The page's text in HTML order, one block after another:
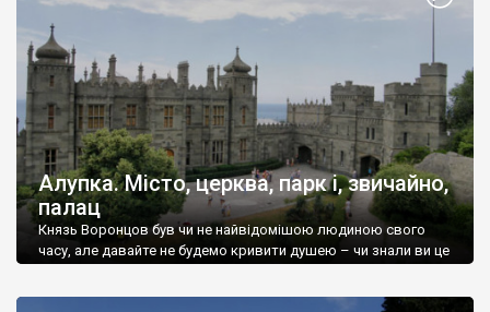
Алупка. Місто, церква, парк і, звичайно,
палац
Князь Воронцов був чи не найвідомішою людиною свого
часу, але давайте не будемо кривити душею – чи знали ви це